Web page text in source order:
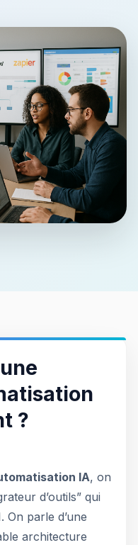
?
IA, on
d’outils” qui
On parle d’une
architecture